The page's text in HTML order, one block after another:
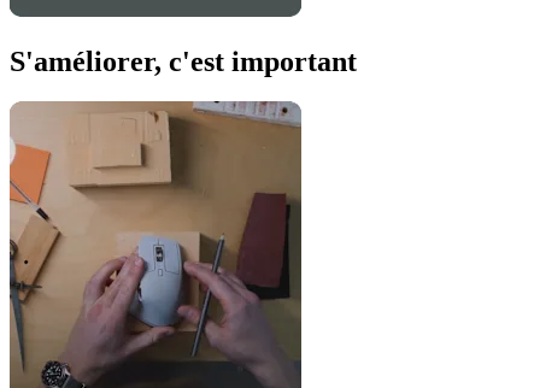
S'améliorer, c'est important